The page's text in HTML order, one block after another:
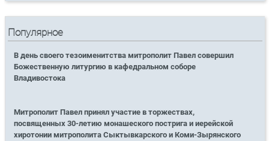
Популярное
В день своего тезоименитства митрополит Павел совершил
Божественную литургию в кафедральном соборе
Владивостока
Митрополит Павел принял участие в торжествах,
посвященных 30-летию монашеского пострига и иерейской
хиротонии митрополита Сыктывкарского и Коми-Зырянского